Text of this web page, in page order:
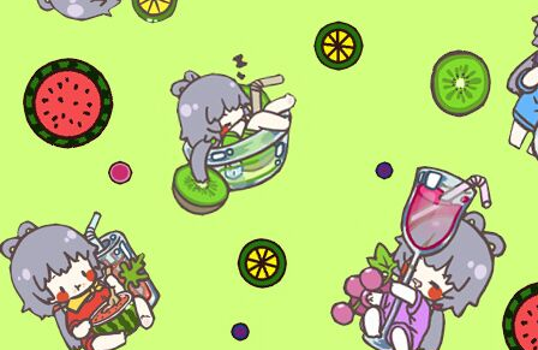
忘记密码？ 找回 登录